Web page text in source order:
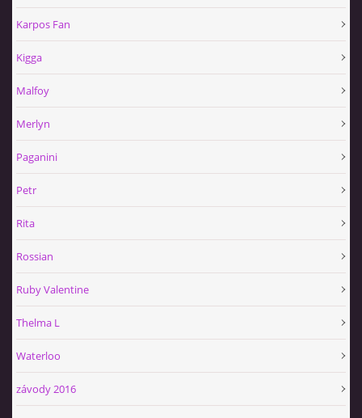
Karpos Fan
Kigga
Malfoy
Merlyn
Paganini
Petr
Rita
Rossian
Ruby Valentine
Thelma L
Waterloo
závody 2016